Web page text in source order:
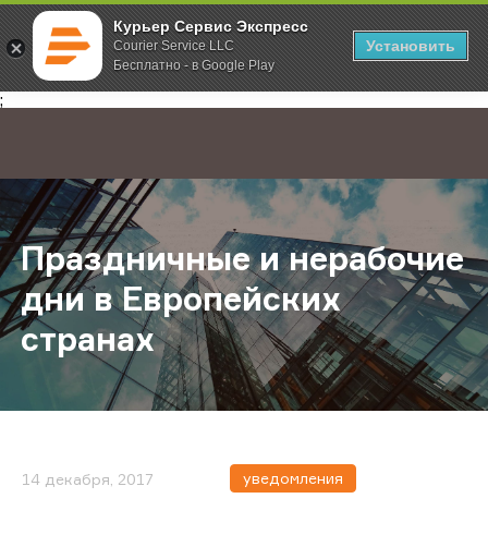
Курьер Сервис Экспресс
Courier Service LLC
Бесплатно - в Google Play
Установить
;
Главная О компании Новости Праздничные и нерабочие дни в
Праздничные и нерабочие
дни в Европейских
странах
14 декабря, 2017 уведомления